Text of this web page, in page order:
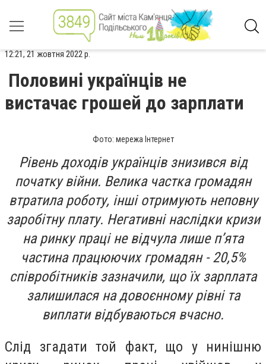
12:21, 21 жовтня 2022 р.
Половині українців не
вистачає грошей до зарплати
Фото: мережа Інтернет
Рівень доходів українців знизився від
початку війни. Велика частка громадян
втратила роботу, інші отримують неповну
заробітну плату. Негативні наслідки кризи
на ринку праці не відчула лише п’ята
частина працюючих громадян - 20,5%
співробітників зазначили, що їх зарплата
залишилася на довоєнному рівні та
виплати відбуваються вчасно.
Слід згадати той факт, що у нинішню